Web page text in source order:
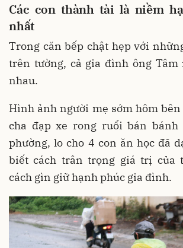
Các con thành tài là niềm
nhất
Trong căn bếp chật hẹp với
trên tường, cả gia đình ông Tâm
nhau.
Hình ảnh người mẹ sớm hôm
cha đạp xe rong ruổi bán bánh
phường, lo cho 4 con ăn học đã
biết cách trân trọng giá trị của
cách gìn giữ hạnh phúc gia đình.